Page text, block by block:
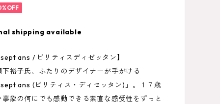
shipping available
ans / ビリティスディゼッタン】
裕子氏、ふたりのデザイナーが手がける
ans (ビリティス・ディセッタン)」。１７歳
象の何にでも感動できる素直な感受性をずっと